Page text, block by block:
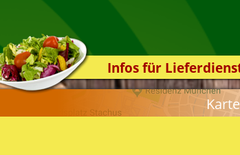
Infos für
Kassensystem
Zuverlässigkeit